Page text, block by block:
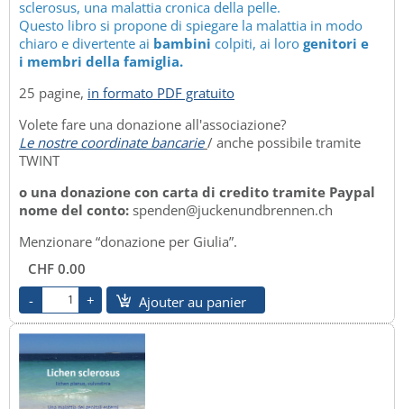
sclerosus, una malattia cronica della pelle.
Questo libro si propone di spiegare la malattia in modo
chiaro e divertente ai bambini colpiti, ai loro genitori e
i membri della famiglia.
25 pagine, in formato PDF gratuito
Volete fare una donazione all'associazione?
Le nostre coordinate bancarie / anche possibile tramite
TWINT
o una donazione con carta di credito tramite Paypal
nome del conto: spenden@juckenundbrennen.ch
Menzionare “donazione per Giulia”.
CHF 0.00
Ajouter au panier